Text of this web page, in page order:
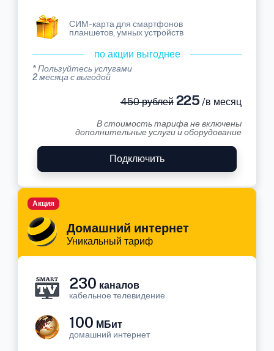
СИМ-карта для смартфонов
планшетов, умных устройств
по акции выгоднее
* Пользуйтесь услугами
2 месяца с выгодой
450 рублей225 /в месяц
В стоимость тарифа не включены
дополнительные услуги и оборудование
Подключить
Домашний интернет
Уникальный тариф
Акция
230 каналов
кабельное телевидение
100 МБит
домашний интернет